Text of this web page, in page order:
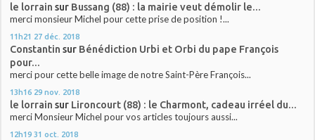
le lorrain sur Bussang (88) : la mairie veut démolir le...
merci monsieur Michel pour cette prise de position !...
11h21 27 déc. 2018
Constantin sur Bénédiction Urbi et Orbi du pape François
pour...
merci pour cette belle image de notre Saint-Père François...
13h16 29 nov. 2018
le lorrain sur Lironcourt (88) : le Charmont, cadeau irréel du...
merci Monsieur Michel pour vos articles toujours aussi...
12h19 31 oct. 2018